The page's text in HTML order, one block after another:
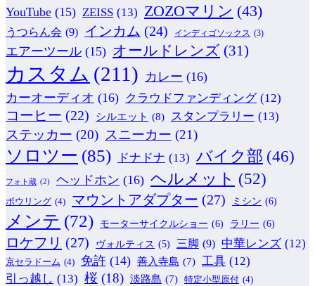
YouTube (15) ZEISS (13) ZOZOマリン (43)
うつらん会 (9) インカム (24) インディゴソックス (3)
エアーツール (15) オールドレンズ (31)
カスタム (211) カレー (16)
カーオーディオ (16) クラウドファンディング (12)
コーヒー (22) シルエット (8) スタンプラリー (13)
ステッカー (20) スニーカー (21)
ソロツー (85) ドナドナ (13) バイク部 (46)
フォト蔵 (2) ヘッドホン (16) ヘルメット (52)
ボウリング (4) マウントアダプター (27) ミシン (6)
メンテ (72) モーターサイクルショー (6) ラリー (6)
ロケフリ (27) ヴォルティス (5) 三脚 (9) 中華レンズ (12)
京セラドーム (4) 免許 (14) 善入寺島 (7) 工具 (12)
引っ越し (13) 桜 (18) 淡路島 (7) 特定小型原付 (4)